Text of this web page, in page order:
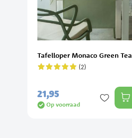
Tafelloper Monaco Green Tea
Waardering: (2)
21,95
Op voorraad